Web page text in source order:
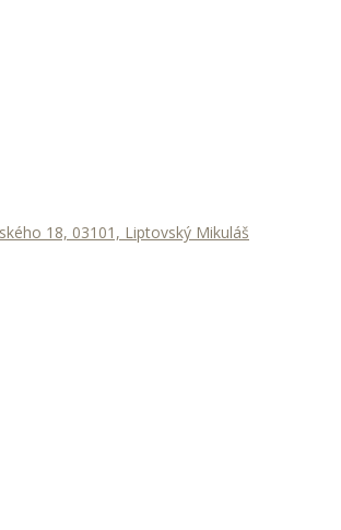
18, 03101, Liptovský Mikuláš